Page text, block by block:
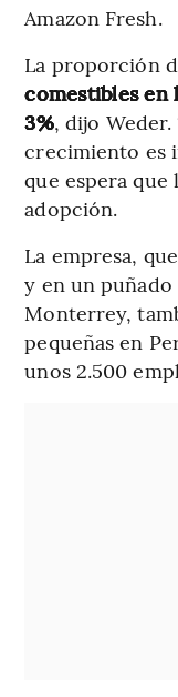
Amazon Fresh.
La proporción
comestibles en
3%, dijo
crecimiento es
que espera que
adopción.
La empresa,
y en un puñado
Monterrey,
pequeñas en
unos 2.500